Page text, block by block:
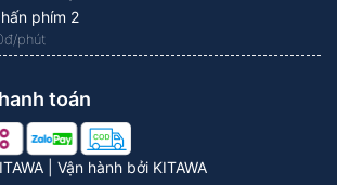
phím 2
phút
| Vận hành bởi KITAWA
toán